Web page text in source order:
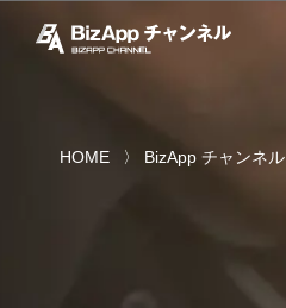
HOME BizApp チャンネル